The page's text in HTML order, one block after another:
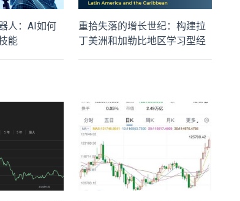
人：AI如何
能
重拾失落的增长世纪：构建拉
丁美洲和加勒比地区学习型经